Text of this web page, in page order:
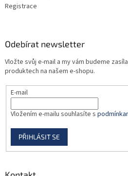
Registrace
Odebírat newsletter
Vložte svůj e-mail a my vám budeme
produktech na našem e-shopu.
E-mail
Vložením e-mailu souhlasíte s
PŘIHLÁSIT SE